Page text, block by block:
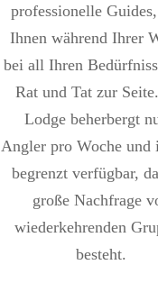
professionelle
Ihnen während Ihrer
bei all Ihren
Rat und Tat zur
Lodge beherbergt
Angler pro Woche und
begrenzt verfügbar,
große Nachfrage
wiederkehrenden
besteht.